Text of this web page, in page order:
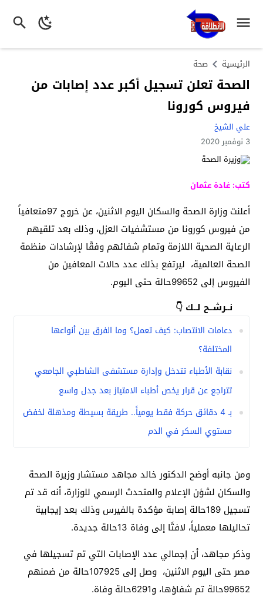
الرئيسية صحة
الصحة تعلن تسجيل أكبر عدد إصابات من
فيروس كورونا
علي الشيخ
3 نوفمبر 2020
كتب: غادة عثمان
أعلنت وزارة الصحة والسكان اليوم الاثنين، عن خروج 97متعافياً
من فيروس كورونا من مستشفيات العزل، وذلك بعد تلقيهم
الرعاية الصحية اللازمة وتمام شفائهم وفقًا لإرشادات منظمة
الصحة العالمية، ليرتفع بذلك عدد حالات المعافين من
الفيروس إلى 99652حالة حتى اليوم.
نــرشــح لــك 👇
دعامات الانتصاب: كيف تعمل؟ وما الفرق بين أنواعها
المختلفة؟
نقابة الأطباء تتدخل وإدارة مستشفى الشاطبي الجامعي
تتراجع عن قرار يخص أطباء الامتياز بعد جدل واسع
بـ 4 دقائق حركة فقط يومياً.. طريقة بسيطة ومذهلة لخفض
مستوي السكر في الدم
ومن جانبه أوضح الدكتور خالد مجاهد مستشار وزيرة الصحة
والسكان لشؤن الإعلام والمتحدث الرسمي للوزارة، أنه قد تم
تسجيل 189حالة إصابة مؤكدة بالفيرس وذلك بعد إيجابية
تحاليلها معملياً، لافتًا إلى وفاة 13حالة جديدة.
وذكر مجاهد، أن إجمالي عدد الإصابات التي تم تسجيلها في
مصر حتى اليوم الاثنين، وصل إلى 107925حالة من ضمنهم
99652حالة تم شفاؤها، و6291حالة وفاة.